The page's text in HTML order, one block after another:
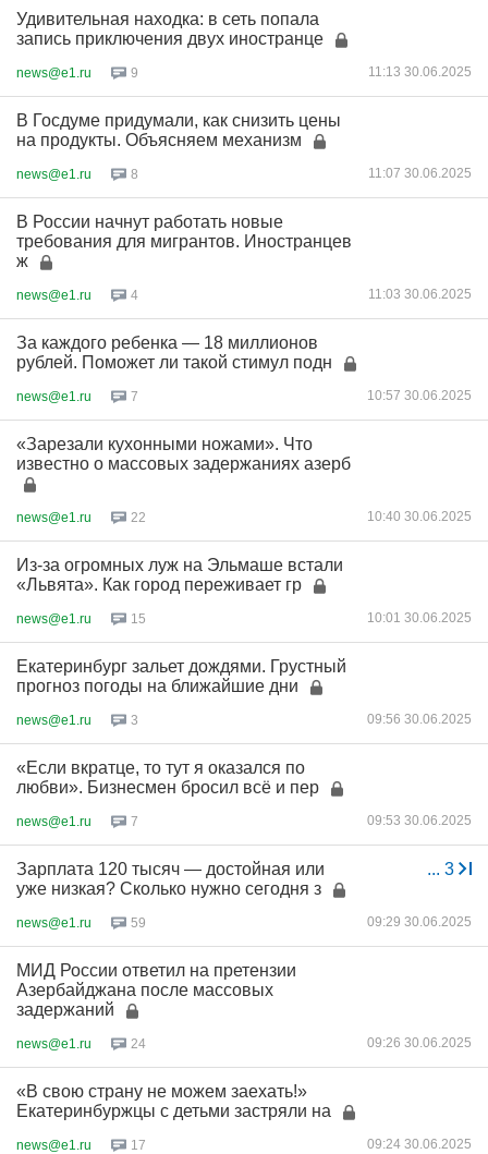
Удивительная находка: в сеть попала
запись приключения двух иностранце
news@e1.ru 9 11:13 30.06.2025
В Госдуме придумали, как снизить цены
на продукты. Объясняем механизм
news@e1.ru 8 11:07 30.06.2025
В России начнут работать новые
требования для мигрантов. Иностранцев
ж
news@e1.ru 4 11:03 30.06.2025
За каждого ребенка — 18 миллионов
рублей. Поможет ли такой стимул подн
news@e1.ru 7 10:57 30.06.2025
«Зарезали кухонными ножами». Что
известно о массовых задержаниях азерб
news@e1.ru 22 10:40 30.06.2025
Из-за огромных луж на Эльмаше встали
«Львята». Как город переживает гр
news@e1.ru 15 10:01 30.06.2025
Екатеринбург зальет дождями. Грустный
прогноз погоды на ближайшие дни
news@e1.ru 3 09:56 30.06.2025
«Если вкратце, то тут я оказался по
любви». Бизнесмен бросил всё и пер
news@e1.ru 7 09:53 30.06.2025
... 3
Зарплата 120 тысяч — достойная или
уже низкая? Сколько нужно сегодня з
news@e1.ru 59 09:29 30.06.2025
МИД России ответил на претензии
Азербайджана после массовых
задержаний
news@e1.ru 24 09:26 30.06.2025
«В свою страну не можем заехать!»
Екатеринбуржцы с детьми застряли на
news@e1.ru 17 09:24 30.06.2025